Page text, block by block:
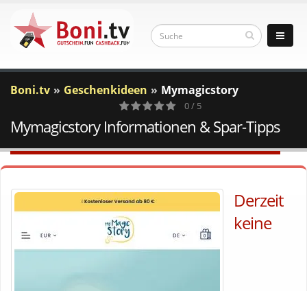
Boni.tv Geschenkideen Mymagicstory
0
Votes
0 / 5
Mymagicstory Informationen & Spar-Tipps
Derzeit
keine